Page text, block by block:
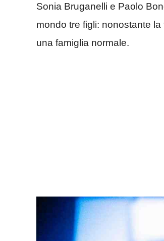
Sonia Bruganelli e Paolo
mondo tre figli: nonostante
una famiglia normale.